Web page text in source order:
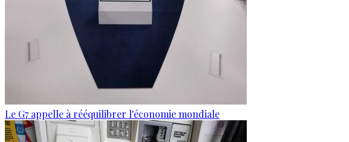
Le G7 appelle à rééquilibrer l'économie mondiale